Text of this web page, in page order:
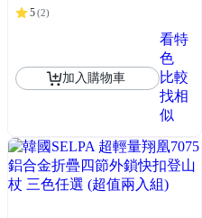
5(2)
加入購物車
看特
色
比較
找相
似